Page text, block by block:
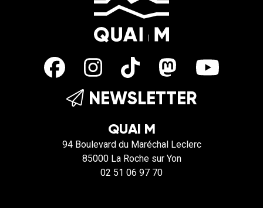
NEWSLETTER
QUAI M
94 Boulevard du Maréchal Leclerc
85000 La Roche sur Yon
02 51 06 97 70